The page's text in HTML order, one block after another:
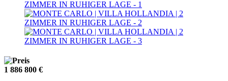
1 886 800 €